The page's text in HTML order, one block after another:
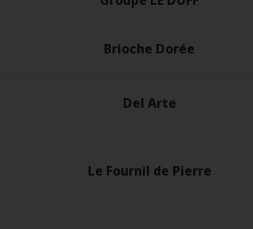
Brioche Dorée
Del Arte
Le Fournil de Pierre